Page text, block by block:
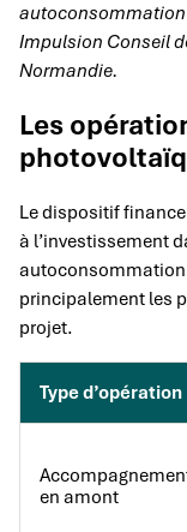
autoconsommation
Impulsion Conseil
Normandie.
Les
Le dispositif
à l’investissement
principalement les
projet.
Type d’opération
en amont